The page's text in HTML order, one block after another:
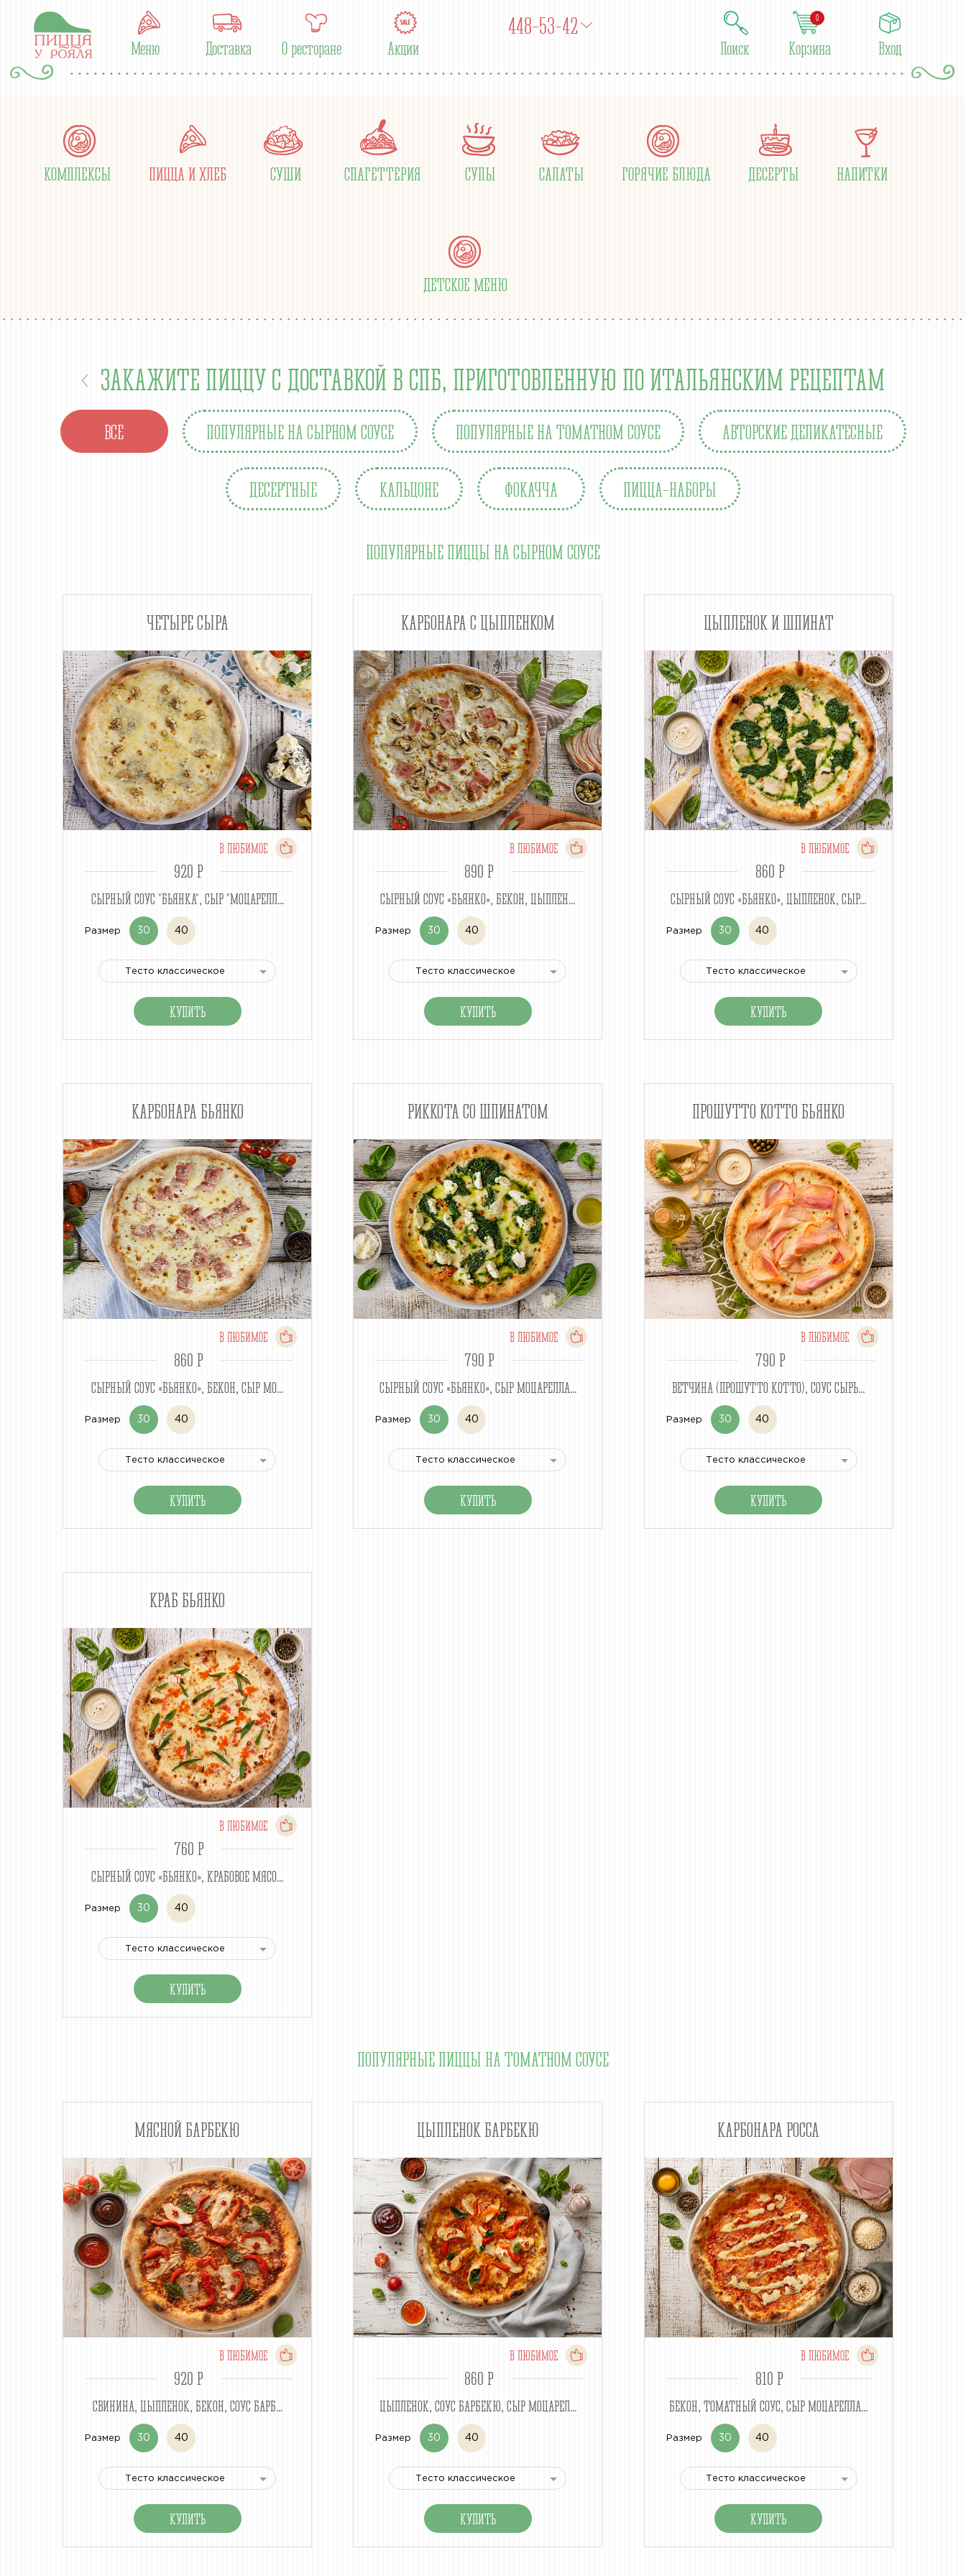
Меню Доставка О ресторане Акции Вход
0
Корзина
Поиск
448-53-42
КОМПЛЕКСЫ ПИЦЦА И ХЛЕБ СУШИ СПАГЕТТЕРИЯ СУПЫ САЛАТЫ ГОРЯЧИЕ БЛЮДА ДЕСЕРТЫ НАПИТКИ
ДЕТСКОЕ МЕНЮ
ЗАКАЖИТЕ ПИЦЦУ С ДОСТАВКОЙ В СПБ, ПРИГОТОВЛЕННУЮ ПО ИТАЛЬЯНСКИМ РЕЦЕПТАМ
ВСЕ ПОПУЛЯРНЫЕ НА СЫРНОМ СОУСЕ ПОПУЛЯРНЫЕ НА ТОМАТНОМ СОУСЕ АВТОРСКИЕ ДЕЛИКАТЕСНЫЕ
ДЕСЕРТНЫЕ КАЛЬЦОНЕ ФОКАЧЧА ПИЦЦА-НАБОРЫ
ПОПУЛЯРНЫЕ ПИЦЦЫ НА СЫРНОМ СОУСЕ
ЧЕТЫРЕ СЫРА
В ЛЮБИМОЕ
920 P
СЫРНЫЙ СОУС "БЬЯНКА", СЫР "МОЦАРЕЛЛ...
Размер 30 40
Тесто классическое
КАРБОНАРА С ЦЫПЛЕНКОМ
В ЛЮБИМОЕ
890 P
СЫРНЫЙ СОУС «БЬЯНКО», БЕКОН, ЦЫПЛЕН...
Размер 30 40
Тесто классическое
ЦЫПЛЕНОК И ШПИНАТ
В ЛЮБИМОЕ
860 P
СЫРНЫЙ СОУС «БЬЯНКО», ЦЫПЛЕНОК, СЫР...
Размер 30 40
Тесто классическое
КАРБОНАРА БЬЯНКО
В ЛЮБИМОЕ
860 P
СЫРНЫЙ СОУС «БЬЯНКО», БЕКОН, СЫР МО...
Размер 30 40
Тесто классическое
РИККОТА СО ШПИНАТОМ
В ЛЮБИМОЕ
790 P
СЫРНЫЙ СОУС «БЬЯНКО», СЫР МОЦАРЕЛЛА...
Размер 30 40
Тесто классическое
ПРОШУТТО КОТТО БЬЯНКО
В ЛЮБИМОЕ
790 P
ВЕТЧИНА (ПРОШУТТО КОТТО), СОУС СЫРЬ...
Размер 30 40
Тесто классическое
КРАБ БЬЯНКО
В ЛЮБИМОЕ
760 P
СЫРНЫЙ СОУС «БЬЯНКО», КРАБОВОЕ МЯСО...
Размер 30 40
Тесто классическое
ПОПУЛЯРНЫЕ ПИЦЦЫ НА ТОМАТНОМ СОУСЕ
МЯСНОЙ БАРБЕКЮ
В ЛЮБИМОЕ
920 P
СВИНИНА, ЦЫПЛЕНОК, БЕКОН, СОУС БАРБ...
Размер 30 40
Тесто классическое
ЦЫПЛЕНОК БАРБЕКЮ
В ЛЮБИМОЕ
860 P
ЦЫПЛЕНОК, СОУС БАРБЕКЮ, СЫР МОЦАРЕЛ...
Размер 30 40
Тесто классическое
КАРБОНАРА РОССА
В ЛЮБИМОЕ
810 P
БЕКОН, ТОМАТНЫЙ СОУС, СЫР МОЦАРЕЛЛА...
Размер 30 40
Тесто классическое